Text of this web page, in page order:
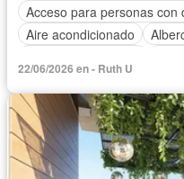
Acceso para personas con
Aire acondicionado
Cocina equipada
Cuarto de servicio
Estacionamiento
Recámara con closet
Vista panorámica
Wifi
22/06/2026 en - Ruth U